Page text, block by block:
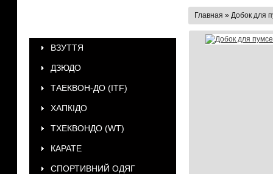
ВЗУТТЯ
ДЗЮДО
ТАЕКВОН-ДО (ІТF)
ХАПКІДО
ТХЕКВОНДО (WT)
КАРАТЕ
СПОРТИВНИЙ ОДЯГ
Главная » Добок для